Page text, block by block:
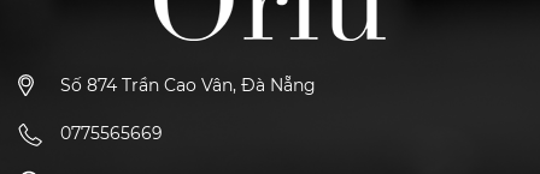
Số 874 Trần Cao Vân, Đà Nẵng
0775565669